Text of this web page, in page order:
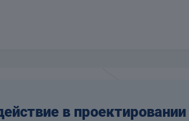
в проектировании